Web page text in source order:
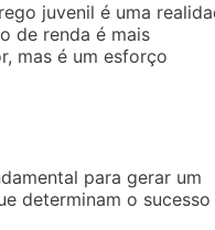
juvenil é uma
de renda é mais
mas é um esforço
para gerar um
determinam o sucesso